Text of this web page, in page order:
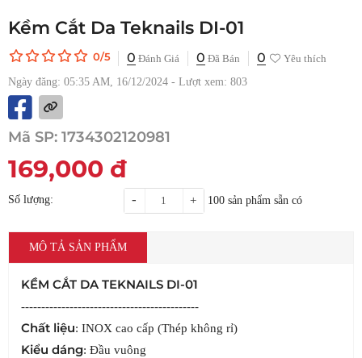
Kềm Cắt Da Teknails DI-01
0/5 0 Đánh Giá 0 Đã Bán 0
Yêu thích
Ngày đăng: 05:35 AM, 16/12/2024 - Lượt xem: 803
Mã SP: 1734302120981
169,000 đ
Số lượng: +
- 100sản phẩm sẵn có
MÔ TẢ SẢN PHẨM
KỀM CẮT DA TEKNAILS DI-01
--------------------------------------------
Chất liệu: INOX cao cấp (Thép không rỉ)
Kiểu dáng: Đầu vuông